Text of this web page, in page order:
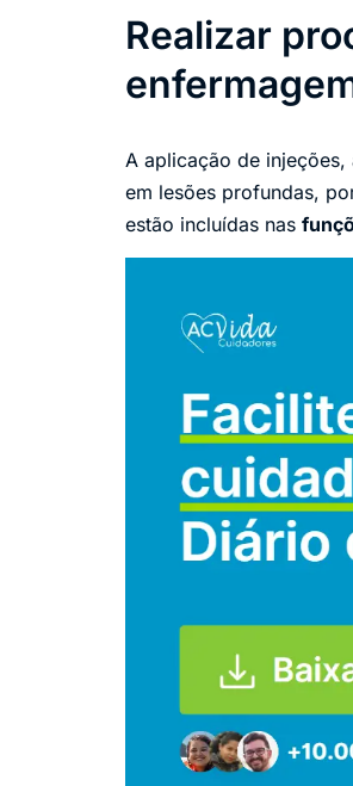
Realizar
A aplicação de
em lesões profundas,
estão incluídas nas